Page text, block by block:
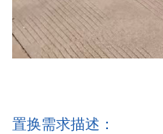
置换需求描述：